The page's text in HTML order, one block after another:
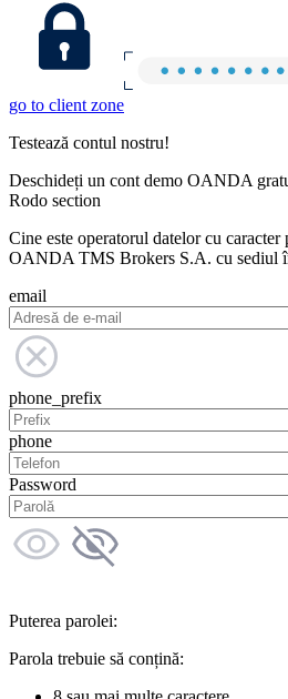
go to client zone
Testează contul nostru!
Deschideți un cont demo OANDA
Rodo section
Cine este operatorul datelor cu caracter
OANDA TMS Brokers S.A. cu sediul
email
phone_prefix
phone
Password
Puterea parolei:
Parola trebuie să conțină: